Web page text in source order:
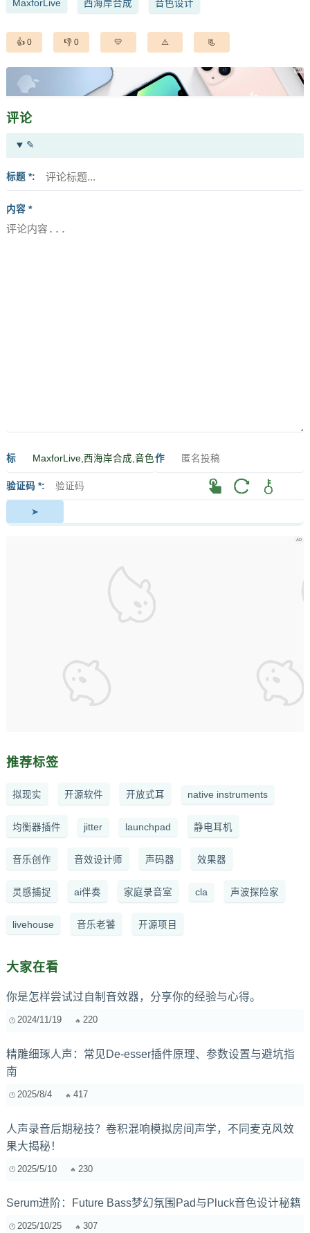
MaxforLive 西海岸合成 音色设计
0 0
评论
✎
标题 *
内容 *
标
签
作
验证码 *
推荐标签
拟现实 开源软件 开放式耳 native instruments
均衡器插件 jitter launchpad 静电耳机
音乐创作 音效设计师 声码器 效果器
灵感捕捉 ai伴奏 家庭录音室 cla 声波探险家
livehouse 音乐老饕 开源项目
大家在看
你是怎样尝试过自制音效器，分享你的经验与心得。
2024/11/19 220
精雕细琢人声：常见De-esser插件原理、参数设置与避坑指
南
2025/8/4 417
人声录音后期秘技？卷积混响模拟房间声学，不同麦克风效
果大揭秘！
2025/5/10 230
Serum进阶：Future Bass梦幻氛围Pad与Pluck音色设计秘籍
2025/10/25 307